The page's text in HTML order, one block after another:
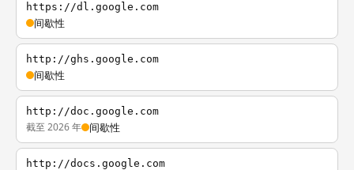
https://dl.google.com
间歇性
http://ghs.google.com
间歇性
http://doc.google.com
截至 2026 年 间歇性
http://docs.google.com